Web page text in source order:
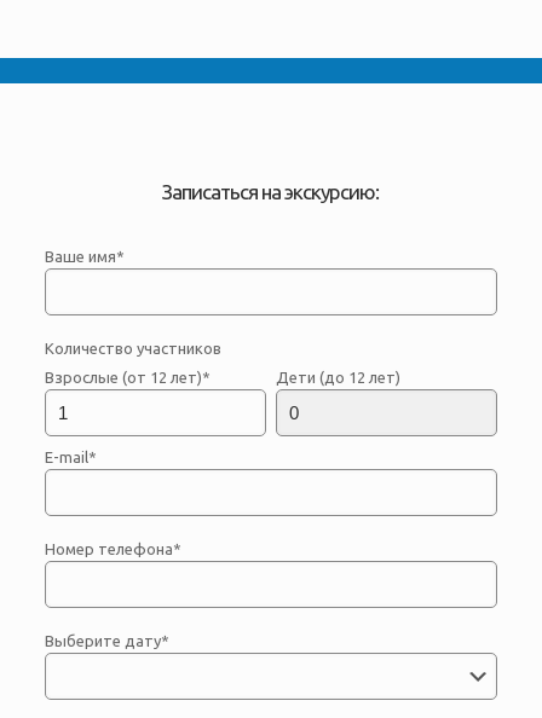
Записаться на экскурсию:
Ваше имя*
Количество участников
Взрослые (от 12 лет)*
Дети (до 12 лет)
E-mail*
Номер телефона*
Выберите дату*